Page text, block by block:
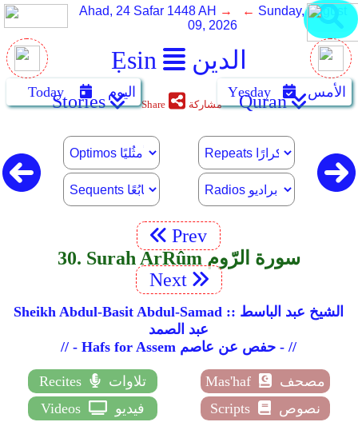
Ẹsin الدين
Ahad, 24 Safar 1448 AH → ← Sunday, August
09, 2026
Today اليوم Yẹsday الأمس Stories Share مشاركة Quran
Prev
30. Surah Ar­Rûm سورة الرّوم
Next
Sheikh Abdul-Basit Abdul-Samad :: الشيخ عبد الباسط
عبد الصمد
// - Hafs for Assem حفص عن عاصم - //
Recites تلاوات Mas'haf
مصحف
Videos
فيديو Scripts نصوص